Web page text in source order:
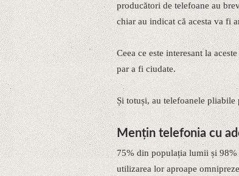
producători de telefoane au
chiar au indicat că acesta va fi
Ceea ce este interesant la
par a fi ciudate.
Și totuși, au telefoanele
Mențin telefonia cu
75% din populația lumii și
utilizarea lor aproape